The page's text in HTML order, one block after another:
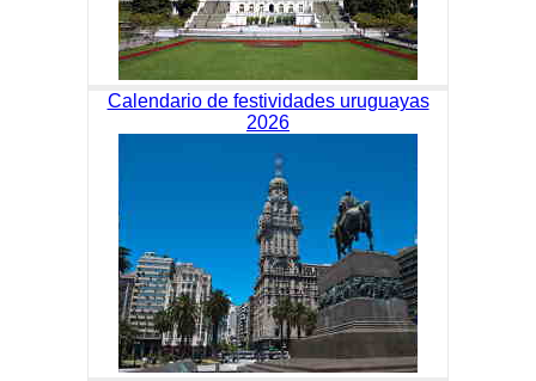
Calendario de festividades uruguayas
2026